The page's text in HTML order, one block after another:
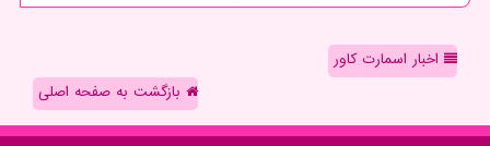
اخبار اسمارت کاور
بازگشت به صفحه اصلی